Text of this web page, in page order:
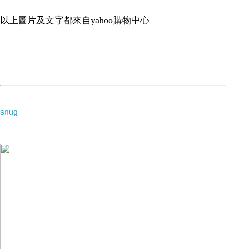
．床包與涼被為同花色即皆有A版主圖。
以上圖片及文字都來自yahoo購物中心
snug